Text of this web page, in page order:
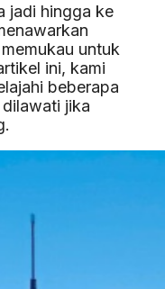
jadi hingga ke
untuk
ini, kami
beberapa
jika